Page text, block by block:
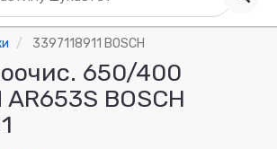
3397118911 BOSCH
650/400
AR653S BOSCH